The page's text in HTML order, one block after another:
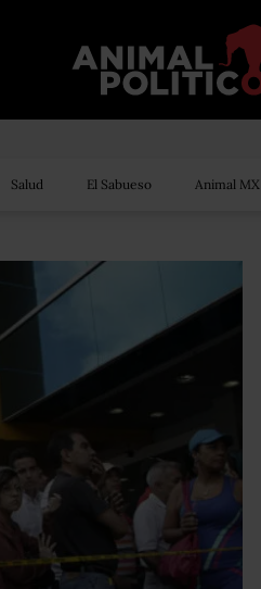
Salud El Sabueso Animal MX